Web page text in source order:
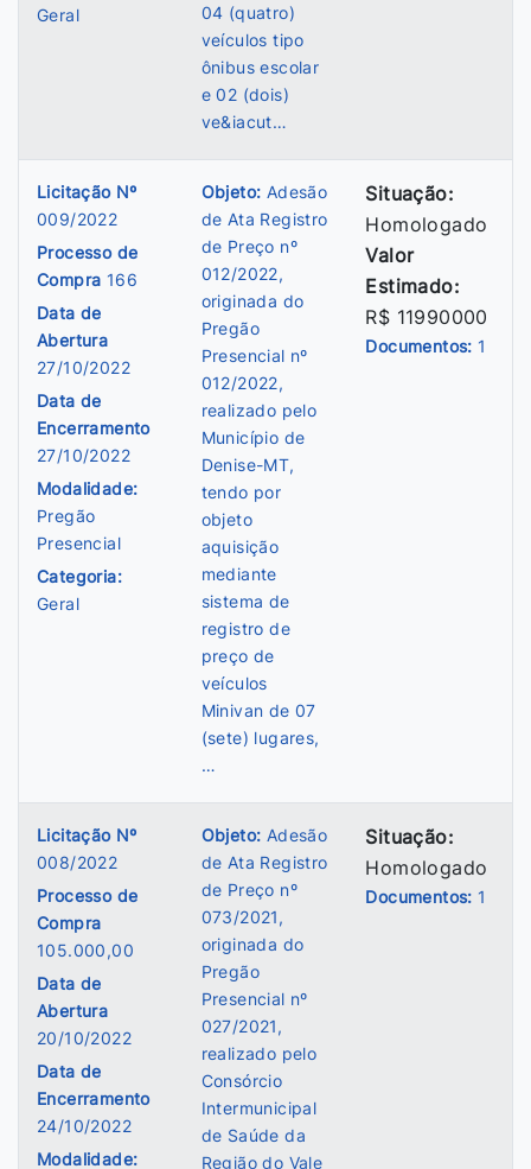
Geral
04 (quatro)
veículos tipo
ônibus escolar
e 02 (dois)
ve&iacut…
Licitação Nº
009/2022
Processo de
Compra 166
Data de
Abertura
27/10/2022
Data de
Encerramento
27/10/2022
Modalidade:
Pregão
Presencial
Categoria:
Geral
Objeto: Adesão
de Ata Registro
de Preço nº
012/2022,
originada do
Pregão
Presencial nº
012/2022,
realizado pelo
Município de
Denise-MT,
tendo por
objeto
aquisição
mediante
sistema de
registro de
preço de
veículos
Minivan de 07
(sete) lugares,
…
Situação:
Homologado
Valor
Estimado:
R$ 11990000
Documentos: 1
Licitação Nº
008/2022
Processo de
Compra
105.000,00
Data de
Abertura
20/10/2022
Data de
Encerramento
24/10/2022
Modalidade:
Objeto: Adesão
de Ata Registro
de Preço nº
073/2021,
originada do
Pregão
Presencial nº
027/2021,
realizado pelo
Consórcio
Intermunicipal
de Saúde da
Região do Vale
Situação:
Homologado
Documentos: 1